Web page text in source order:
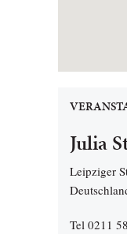
Julia
Leipziger
Tel 0211